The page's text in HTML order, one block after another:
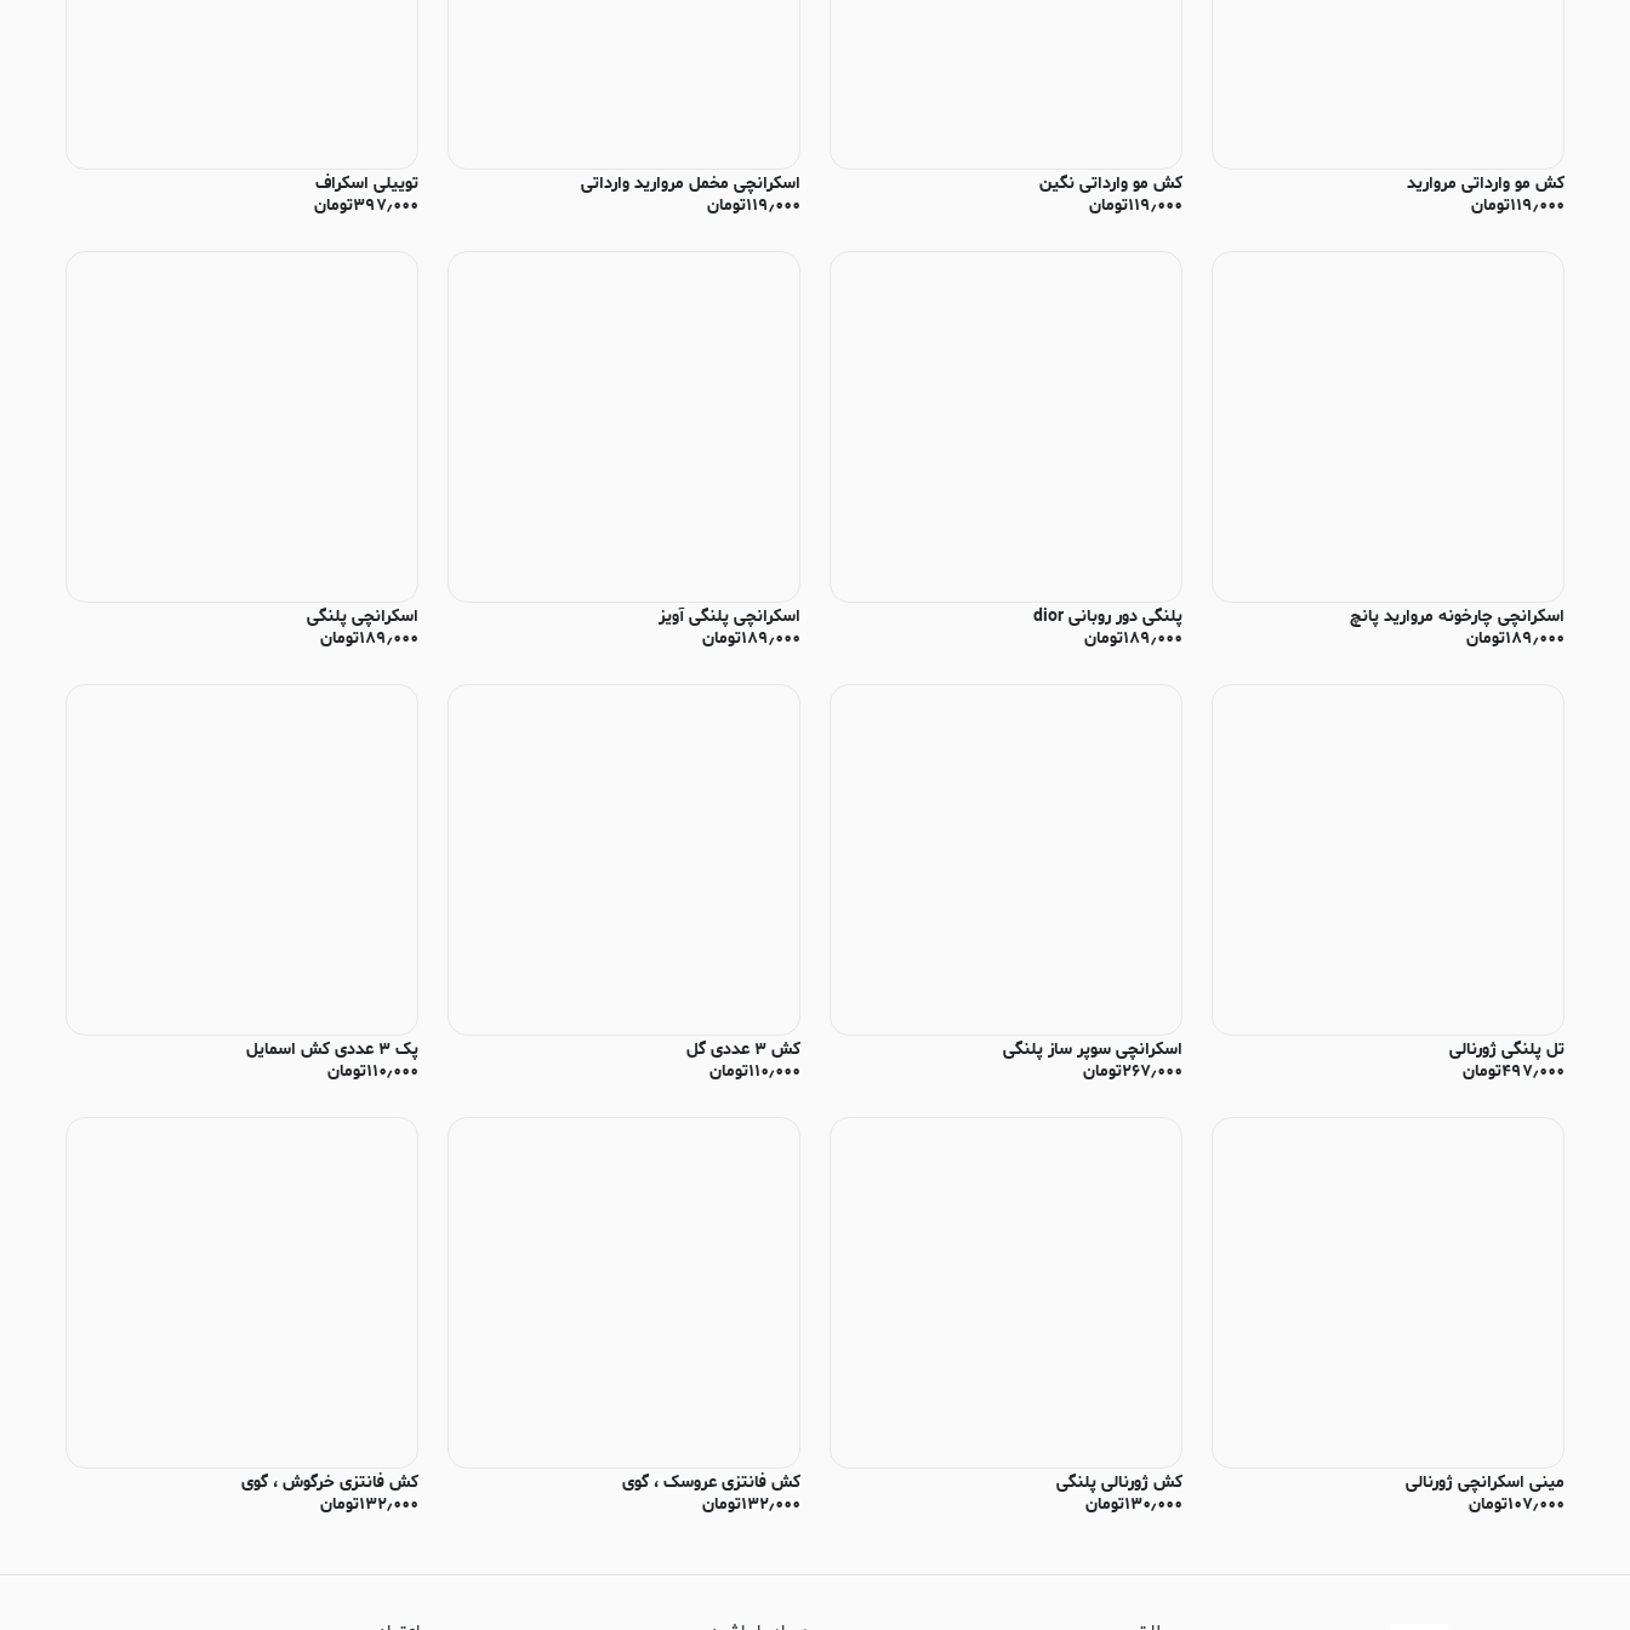
کش مو وارداتی مروارید
۱۱۹٫۰۰۰تومان
کش مو وارداتی نگین
۱۱۹٫۰۰۰تومان
اسکرانچی مخمل مروارید وارداتی
۱۱۹٫۰۰۰تومان
توییلی اسکراف
۳۹۷٫۰۰۰تومان
اسکرانچی چارخونه مروارید پانچ
۱۸۹٫۰۰۰تومان
پلنگی دور روبانی dior
۱۸۹٫۰۰۰تومان
اسکرانچی پلنگی آویز
۱۸۹٫۰۰۰تومان
اسکرانچی پلنگی
۱۸۹٫۰۰۰تومان
تل پلنگی ژورنالی
۴۹۷٫۰۰۰تومان
اسکرانچی سوپر ساز پلنگی
۲۶۷٫۰۰۰تومان
کش ۳ عددی گل
۱۱۰٫۰۰۰تومان
پک ۳ عددی کش اسمایل
۱۱۰٫۰۰۰تومان
مینی اسکرانچی ژورنالی
۱۰۷٫۰۰۰تومان
کش ژورنالی پلنگی
۱۳۰٫۰۰۰تومان
کش فانتزی عروسک ، گوی
۱۳۲٫۰۰۰تومان
کش فانتزی خرگوش ، گوی
۱۳۲٫۰۰۰تومان